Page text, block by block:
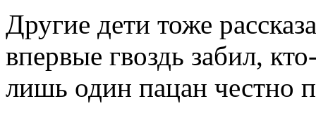
Другие дети тоже
впервые гвоздь забил,
лишь один пацан честно